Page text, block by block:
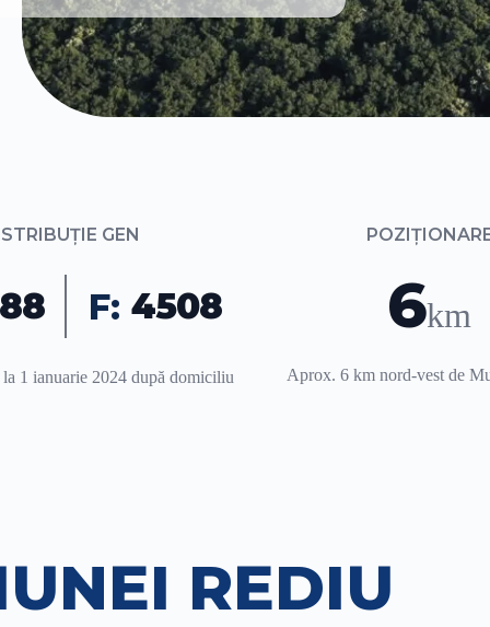
GEN
F: 4508
1 ianuarie 2024 după domiciliu
6km
Aprox. 6 km nord-vest de
REDIU